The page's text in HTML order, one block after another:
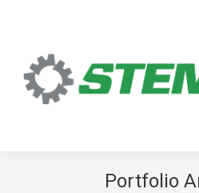
Portfolio